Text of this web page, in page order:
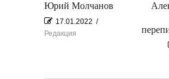
Юрий Молчанов
17.01.2022 /
Редакция